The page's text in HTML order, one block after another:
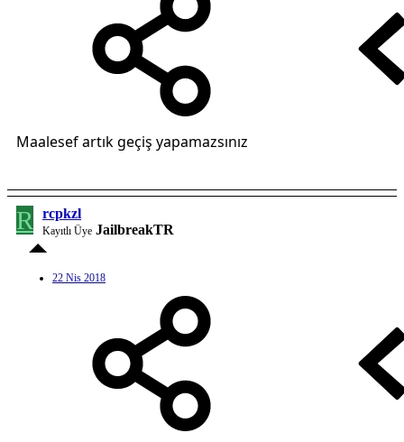
Maalesef artık geçiş yapamazsınız
R rcpkzl
Kayıtlı Üye JailbreakTR
22 Nis 2018